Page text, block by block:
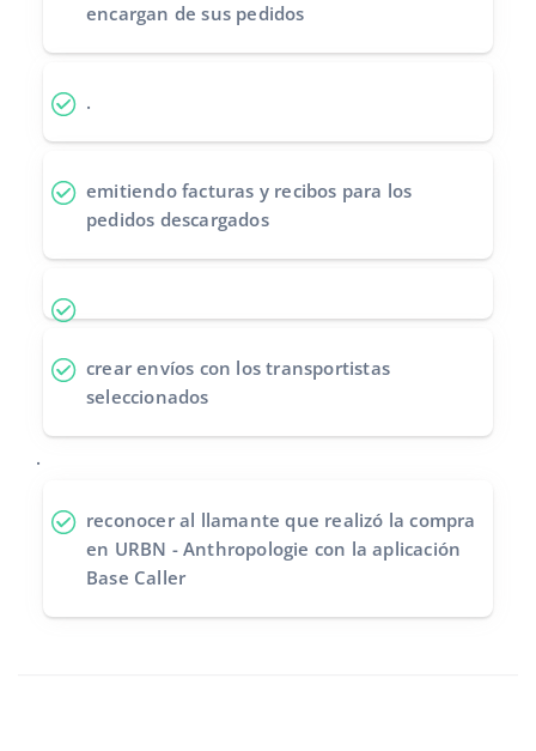
encargan de sus pedidos
.
emitiendo facturas y recibos para los
pedidos descargados
crear envíos con los transportistas
seleccionados
.
reconocer al llamante que realizó la compra
en URBN - Anthropologie con la aplicación
Base Caller